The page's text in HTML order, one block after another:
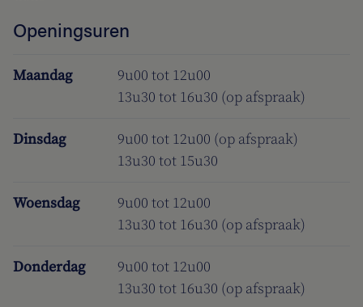
Openingsuren
Maandag
9u00 tot 12u00
13u30 tot 16u30 (op afspraak)
Dinsdag
9u00 tot 12u00 (op afspraak)
13u30 tot 15u30
Woensdag
9u00 tot 12u00
13u30 tot 16u30 (op afspraak)
Donderdag
9u00 tot 12u00
13u30 tot 16u30 (op afspraak)